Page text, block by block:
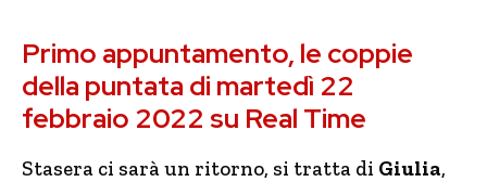
Primo appuntamento, le coppie
della puntata di martedì 22
febbraio 2022 su Real Time
Stasera ci sarà un ritorno, si tratta di Giulia,